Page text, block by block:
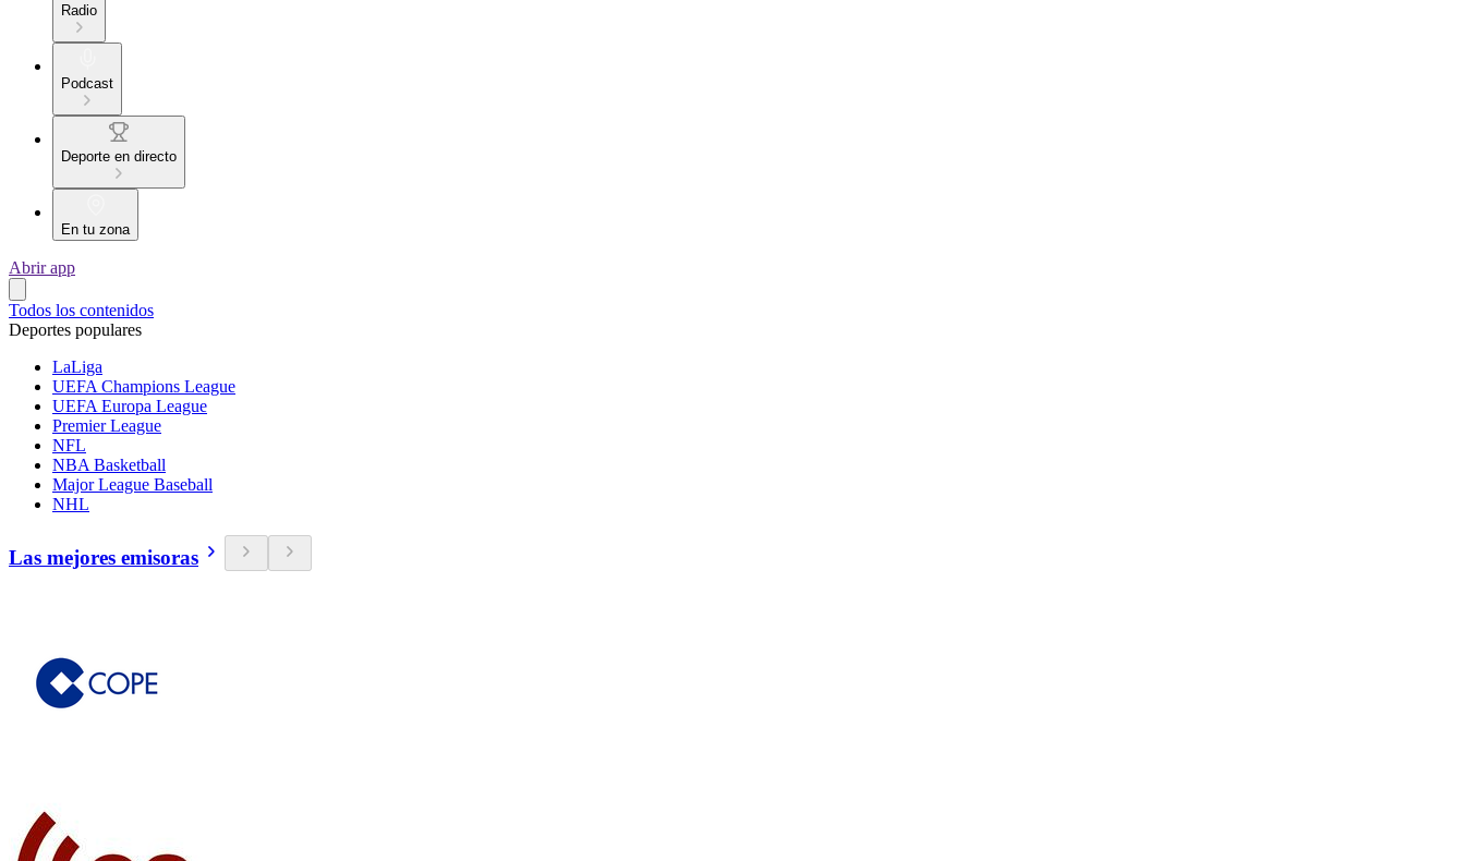
Radio
Podcast
Deporte en directo
En tu zona
Abrir app
Todos los contenidos
Deportes populares
LaLiga
UEFA Champions League
UEFA Europa League
Premier League
NFL
NBA Basketball
Major League Baseball
NHL
Las mejores emisoras